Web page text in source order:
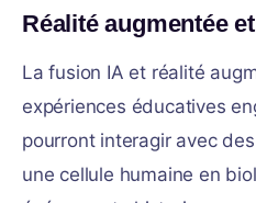
Réalité augmentée
La fusion IA et réalité
expériences éducatives
pourront interagir avec
une cellule humaine en